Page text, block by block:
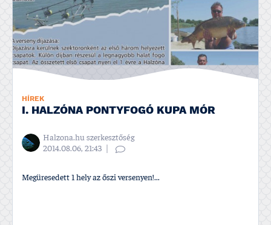
HÍREK
I. HALZÓNA PONTYFOGÓ KUPA MÓR
Halzona.hu szerkesztőség
2014.08.06, 21:43
Megüresedett 1 hely az őszi versenyen!...